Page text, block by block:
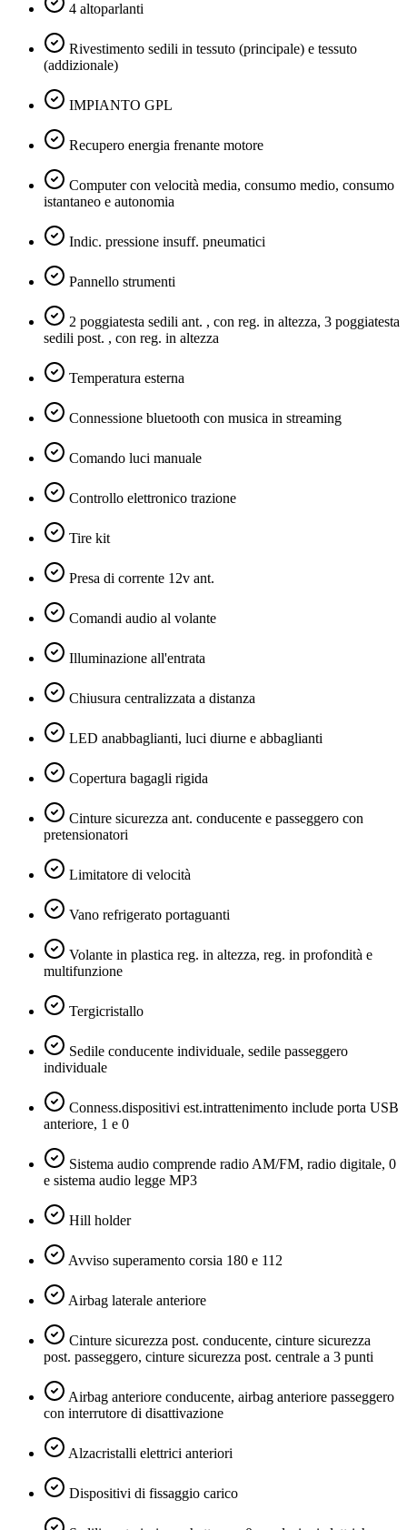
4 altoparlanti
Rivestimento sedili in tessuto (principale) e tessuto
(addizionale)
IMPIANTO GPL
Recupero energia frenante motore
Computer con velocità media, consumo medio, consumo
istantaneo e autonomia
Indic. pressione insuff. pneumatici
Pannello strumenti
2 poggiatesta sedili ant. , con reg. in altezza, 3 poggiatesta
sedili post. , con reg. in altezza
Temperatura esterna
Connessione bluetooth con musica in streaming
Comando luci manuale
Controllo elettronico trazione
Tire kit
Presa di corrente 12v ant.
Comandi audio al volante
Illuminazione all'entrata
Chiusura centralizzata a distanza
LED anabbaglianti, luci diurne e abbaglianti
Copertura bagagli rigida
Cinture sicurezza ant. conducente e passeggero con
pretensionatori
Limitatore di velocità
Vano refrigerato portaguanti
Volante in plastica reg. in altezza, reg. in profondità e
multifunzione
Tergicristallo
Sedile conducente individuale, sedile passeggero
individuale
Conness.dispositivi est.intrattenimento include porta USB
anteriore, 1 e 0
Sistema audio comprende radio AM/FM, radio digitale, 0
e sistema audio legge MP3
Hill holder
Avviso superamento corsia 180 e 112
Airbag laterale anteriore
Cinture sicurezza post. conducente, cinture sicurezza
post. passeggero, cinture sicurezza post. centrale a 3 punti
Airbag anteriore conducente, airbag anteriore passeggero
con interrutore di disattivazione
Alzacristalli elettrici anteriori
Dispositivi di fissaggio carico